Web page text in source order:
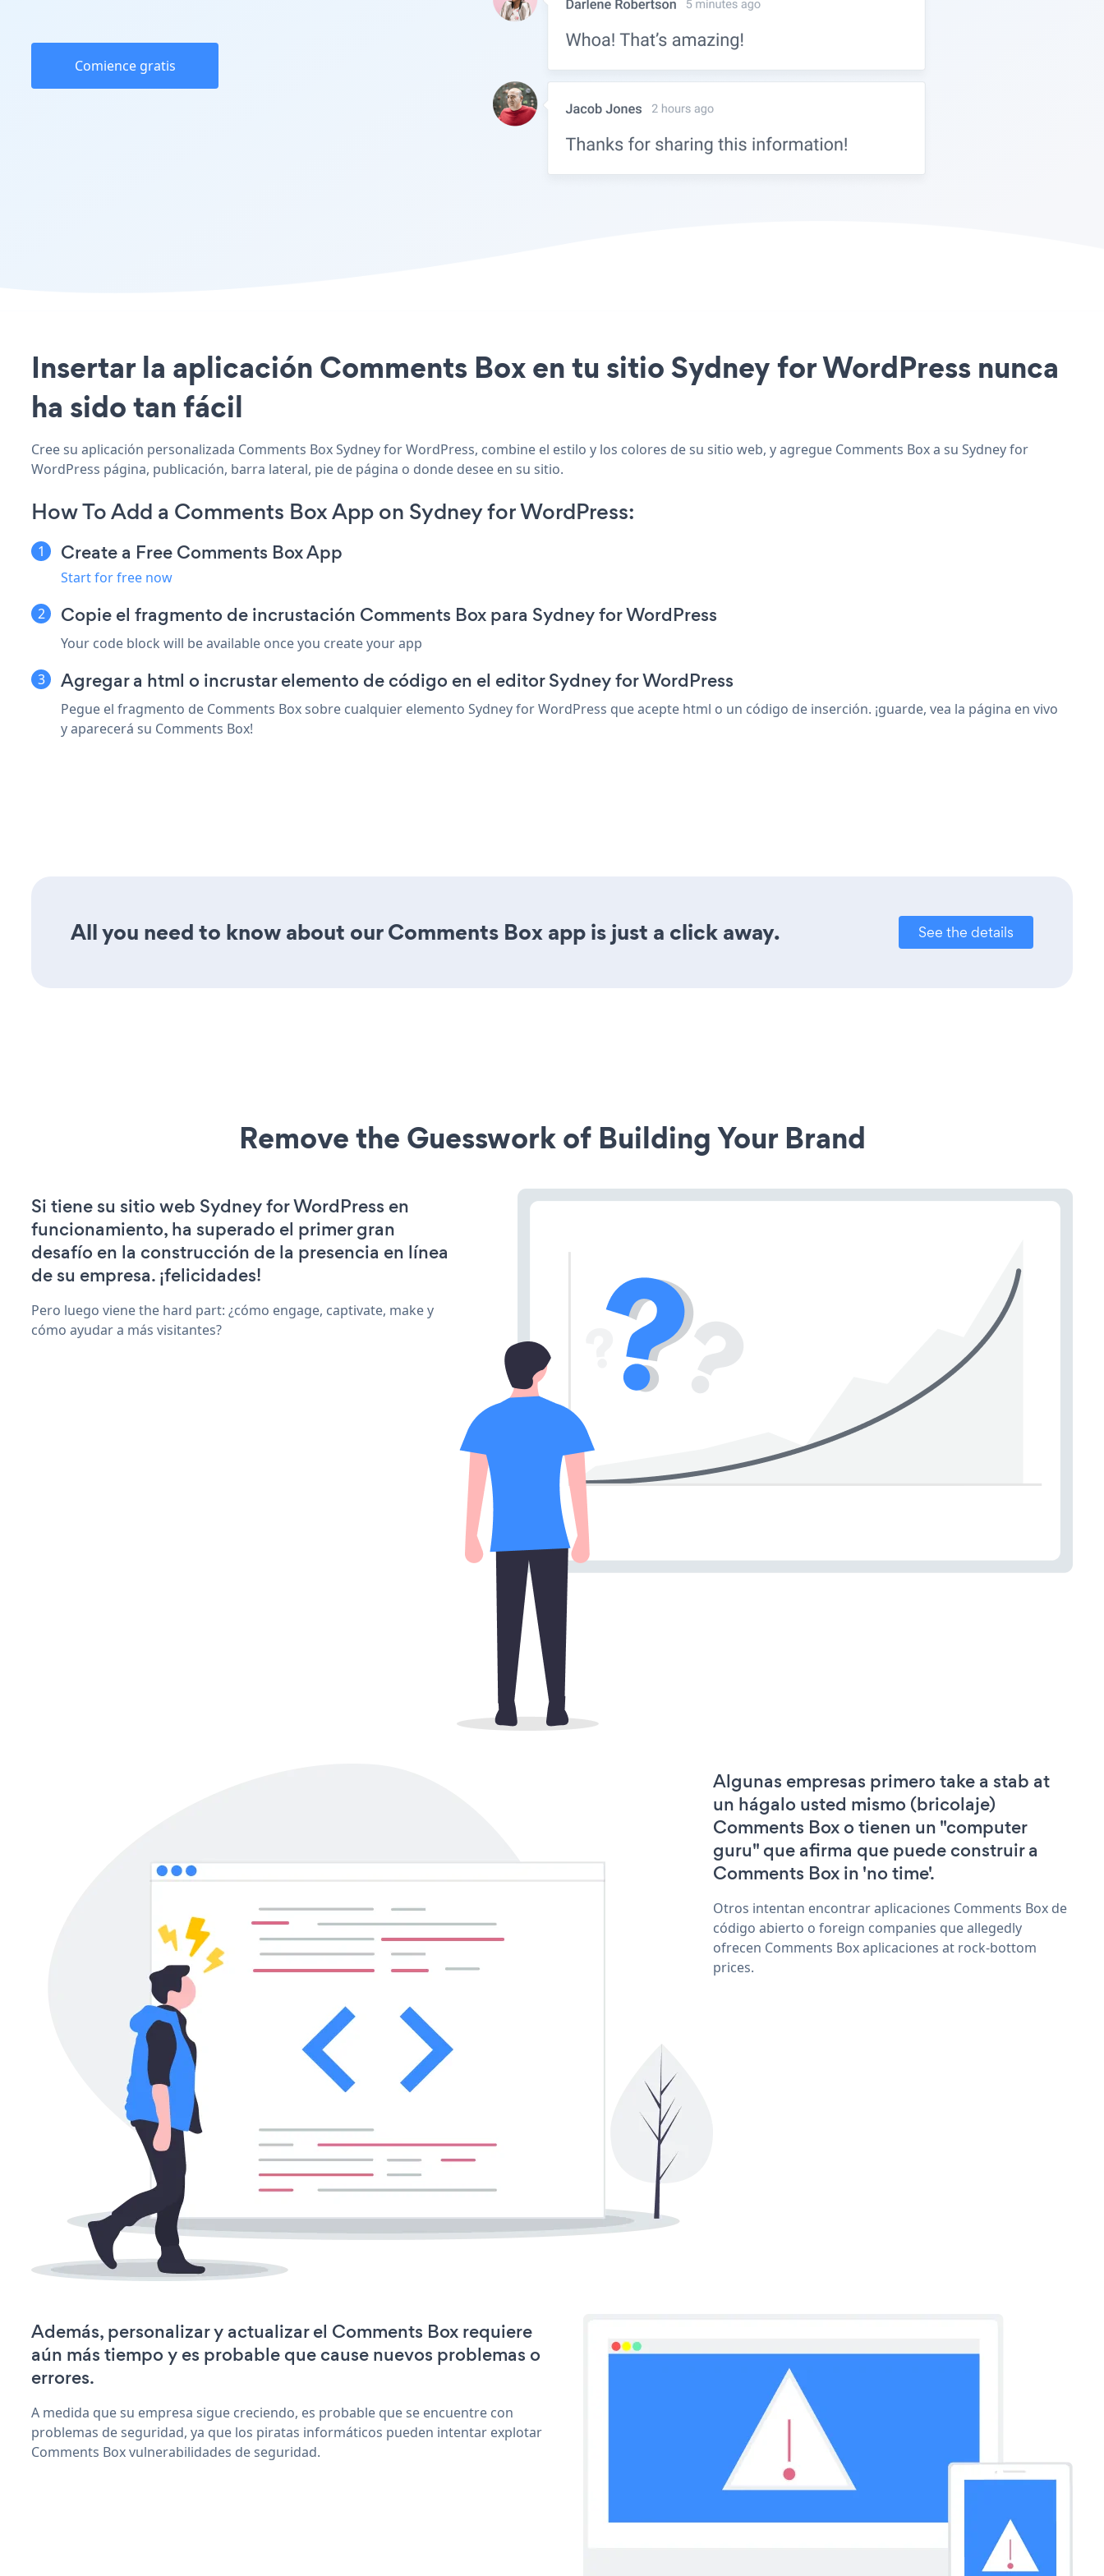
Comience gratis
Insertar la aplicación Comments Box en tu sitio Sydney for WordPress nunca
ha sido tan fácil
Cree su aplicación personalizada Comments Box Sydney for WordPress, combine el estilo y los colores de su sitio web, y agregue Comments Box a su Sydney for
WordPress página, publicación, barra lateral, pie de página o donde desee en su sitio.
How To Add a Comments Box App on Sydney for WordPress:
Create a Free Comments Box App
Start for free now
Copie el fragmento de incrustación Comments Box para Sydney for WordPress
Your code block will be available once you create your app
Agregar a html o incrustar elemento de código en el editor Sydney for WordPress
Pegue el fragmento de Comments Box sobre cualquier elemento Sydney for WordPress que acepte html o un código de inserción. ¡guarde, vea la página en vivo
y aparecerá su Comments Box!
All you need to know about our Comments Box app is just a click away. See the details
Remove the Guesswork of Building Your Brand
Si tiene su sitio web Sydney for WordPress en
funcionamiento, ha superado el primer gran
desafío en la construcción de la presencia en línea
de su empresa. ¡felicidades!
Pero luego viene the hard part: ¿cómo engage, captivate, make y
cómo ayudar a más visitantes?
Algunas empresas primero take a stab at
un hágalo usted mismo (bricolaje)
Comments Box o tienen un "computer
guru" que afirma que puede construir a
Comments Box in 'no time'.
Otros intentan encontrar aplicaciones Comments Box de
código abierto o foreign companies que allegedly
ofrecen Comments Box aplicaciones at rock-bottom
prices.
Además, personalizar y actualizar el Comments Box requiere
aún más tiempo y es probable que cause nuevos problemas o
errores.
A medida que su empresa sigue creciendo, es probable que se encuentre con
problemas de seguridad, ya que los piratas informáticos pueden intentar explotar
Comments Box vulnerabilidades de seguridad.